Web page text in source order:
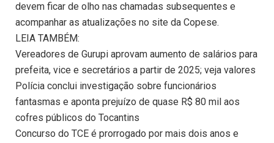
devem ficar de olho nas chamadas subsequentes e
acompanhar as atualizações no site da Copese.
LEIA TAMBÉM:
Vereadores de Gurupi aprovam aumento de salários para
prefeita, vice e secretários a partir de 2025; veja valores
Polícia conclui investigação sobre funcionários
fantasmas e aponta prejuízo de quase R$ 80 mil aos
cofres públicos do Tocantins
Concurso do TCE é prorrogado por mais dois anos e